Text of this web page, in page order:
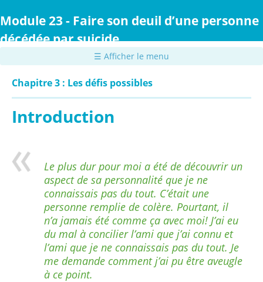
au
principal
Module 23 - Faire son deuil d’une personne
décédée par suicide
☰ Afficher le menu
Chapitre 3 : Les défis possibles
Introduction
Le plus dur pour moi a été de découvrir un
aspect de sa personnalité que je ne
connaissais pas du tout. C’était une
personne remplie de colère. Pourtant, il
n’a jamais été comme ça avec moi! J’ai eu
du mal à concilier l’ami que j’ai connu et
l’ami que je ne connaissais pas du tout. Je
me demande comment j’ai pu être aveugle
à ce point.